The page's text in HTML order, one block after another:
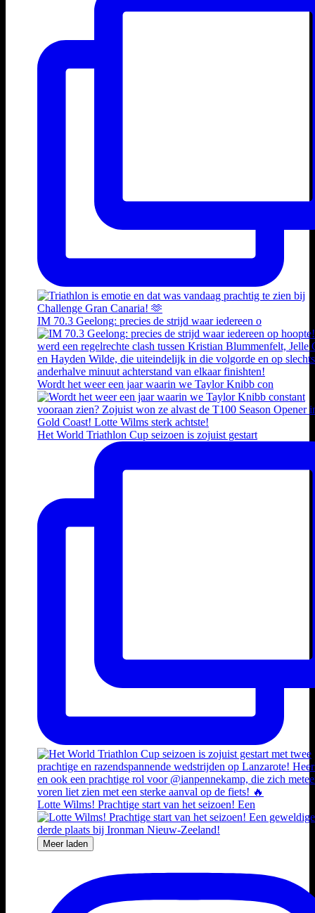
IM 70.3 Geelong: precies de strijd waar iedereen o
Wordt het weer een jaar waarin we Taylor Knibb con
Het World Triathlon Cup seizoen is zojuist gestart
Lotte Wilms! Prachtige start van het seizoen! Een
Meer laden